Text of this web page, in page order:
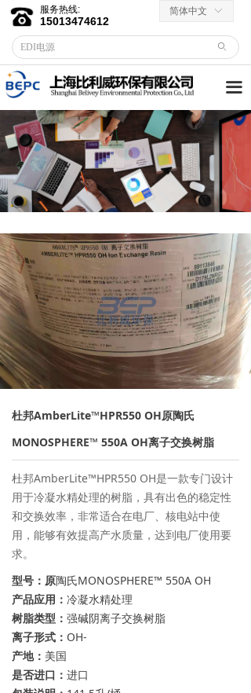
끀
首页
关于我们
客户服务
→ 合作伙伴
→资料下载
产品中心
→ EDI膜堆
→ EDI电源
→ 滤芯滤料
→RO反渗透膜
→ 离子交换树脂
→ 保安过滤器
→ 紫外线杀菌器
→ 水泵/计量泵
→ 板式换热器
→ PE水箱及配件
→ 水处理药剂
新闻资讯
→ 行业新闻
→ 公司新闻
服务热线:
15013474612
ꄙ
ꀅ
简体中文
杜邦AmberLite™HPR550 OH是一款专门设计
用于冷凝水精处理的树脂，具有出色的稳定性
和交换效率，非常适合在电厂、核电站中使
用，能够有效提高产水质量，达到电厂使用要
求。
杜邦AmberLite™HPR550 OH原陶氏
MONOSPHERE™ 550A OH离子交换树脂
型号：原陶氏MONOSPHERE™ 550A OH
产品应用： 冷凝水精处理
树脂类型： 强碱阴离子交换树脂
离子形式： OH-
产地： 美国
是否进口： 进口